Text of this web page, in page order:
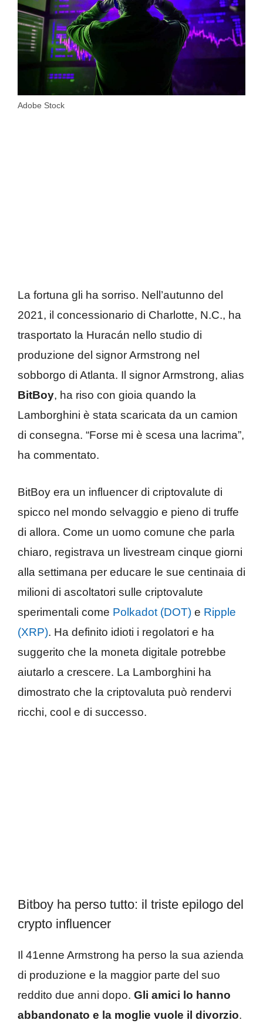
Adobe Stock
La fortuna gli ha sorriso. Nell’autunno del
2021, il concessionario di Charlotte, N.C., ha
trasportato la Huracán nello studio di
produzione del signor Armstrong nel
sobborgo di Atlanta. Il signor Armstrong, alias
BitBoy, ha riso con gioia quando la
Lamborghini è stata scaricata da un camion
di consegna. “Forse mi è scesa una lacrima”,
ha commentato.
BitBoy era un influencer di criptovalute di
spicco nel mondo selvaggio e pieno di truffe
di allora. Come un uomo comune che parla
chiaro, registrava un livestream cinque giorni
alla settimana per educare le sue centinaia di
milioni di ascoltatori sulle criptovalute
sperimentali come Polkadot (DOT) e Ripple
(XRP). Ha definito idioti i regolatori e ha
suggerito che la moneta digitale potrebbe
aiutarlo a crescere. La Lamborghini ha
dimostrato che la criptovaluta può rendervi
ricchi, cool e di successo.
Bitboy ha perso tutto: il triste epilogo del
crypto influencer
Il 41enne Armstrong ha perso la sua azienda
di produzione e la maggior parte del suo
reddito due anni dopo. Gli amici lo hanno
abbandonato e la moglie vuole il divorzio.